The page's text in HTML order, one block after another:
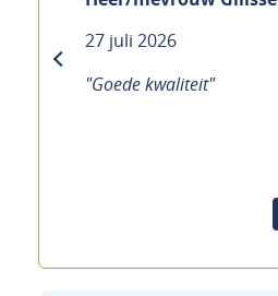
27 juli 2026
"Goede kwaliteit"